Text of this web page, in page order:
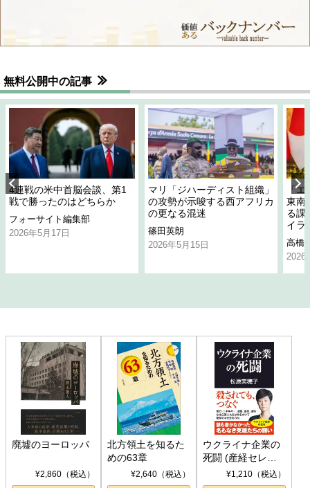
無料公開中の記事
4連戦の米中首脳会談、第1
戦で勝ったのはどちらか
フォーサイト編集部
2026年5月17日
マリ「ジハーディスト組織」
の攻勢が示唆する西アフリカ
の更なる混迷
篠田英朗
2026年5月15日
「
東南
る課
イラ
高橋
2026
廃墟のヨーロッパ
¥2,860（税込）
北方領土を知るた
めの63章
¥2,640（税込）
ウクライナ企業の
死闘 (産経セレク
ト S 039)¥1,210（税込）